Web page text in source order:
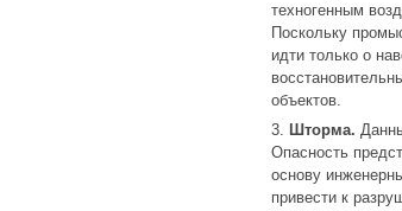
техногенным
Поскольку
идти только о
объектов.
Шторма.
Опасность
основу
привести к